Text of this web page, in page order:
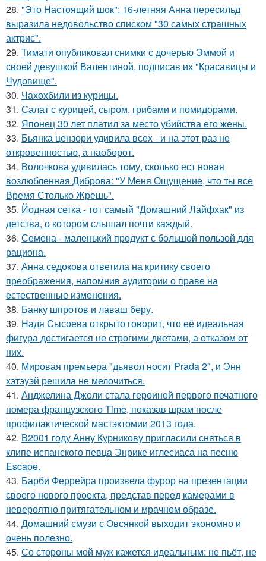
28. "Это Настоящий шок": 16-летняя Анна пересильд
выразила недовольство списком "30 самых страшных
актрис".
29. Тимати опубликовал снимки с дочерью Эммой и
своей девушкой Валентиной, подписав их "Красавицы и
Чудовище".
30. Чахохбили из курицы.
31. Салат с курицей, сыром, грибами и помидорами.
32. Японец 30 лет платил за место убийства его жены.
33. Бьянка цензори удивила всех - и на этот раз не
откровенностью, а наоборот.
34. Волочкова удивилась тому, сколько ест новая
возлюбленная Диброва: "У Меня Ощущение, что ты все
Время Столько Жрешь".
35. Йодная сетка - тот самый "Домашний Лайфхак" из
детства, о котором слышал почти каждый.
36. Семена - маленький продукт с большой пользой для
рациона.
37. Анна седокова ответила на критику своего
преображения, напомнив аудитории о праве на
естественные изменения.
38. Банку шпротов и лаваш беру.
39. Надя Сысоева открыто говорит, что её идеальная
фигура достигается не строгими диетами, а отказом от
них.
40. Мировая премьера "дьявол носит Prada 2", и Энн
хэтэуэй решила не мелочиться.
41. Анджелина Джоли стала героиней первого печатного
номера французского Time, показав шрам после
профилактической мастэктомии 2013 года.
42. В2001 году Анну Курникову пригласили сняться в
клипе испанского певца Энрике иглесиаса на песню
Escape.
43. Барби Феррейра произвела фурор на презентации
своего нового проекта, представ перед камерами в
невероятно притягательном и мрачном образе.
44. Домашний смузи с Овсянкой выходит экономно и
очень полезно.
45. Со стороны мой муж кажется идеальным: не пьёт, не